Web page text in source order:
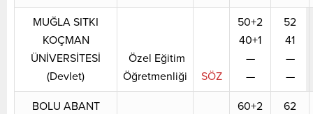
MUĞLA SITKI
KOÇMAN
ÜNİVERSİTESİ
(Devlet)
Özel Eğitim
Öğretmenliği
SÖZ
50+2
40+1
—
—
52
41
—
—
BOLU ABANT
60+2
62